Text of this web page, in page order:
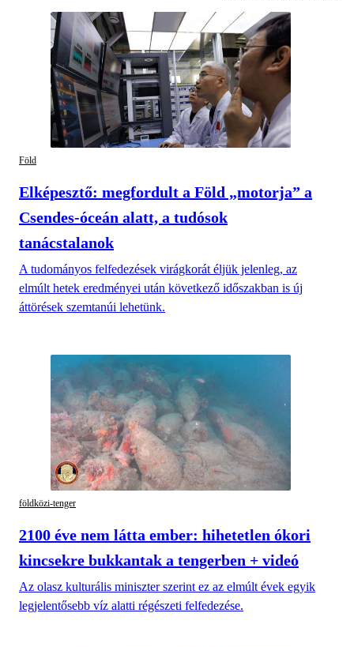
Föld
Elképesztő: megfordult a Föld „motorja” a
Csendes-óceán alatt, a tudósok
tanácstalanok
A tudományos felfedezések virágkorát éljük jelenleg, az
elmúlt hetek eredményei után következő időszakban is új
áttörések szemtanúi lehetünk.
földközi-tenger
2100 éve nem látta ember: hihetetlen ókori
kincsekre bukkantak a tengerben + videó
Az olasz kulturális miniszter szerint ez az elmúlt évek egyik
legjelentősebb víz alatti régészeti felfedezése.